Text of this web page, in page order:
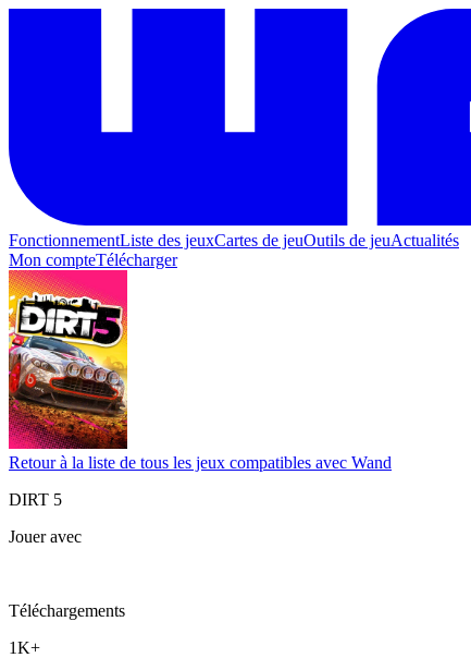
FonctionnementListe des jeuxCartes de jeuOutils de jeuActualités
Mon compteTélécharger
Retour à la liste de tous les jeux compatibles avec Wand
DIRT 5
Jouer avec
Téléchargements
1K+